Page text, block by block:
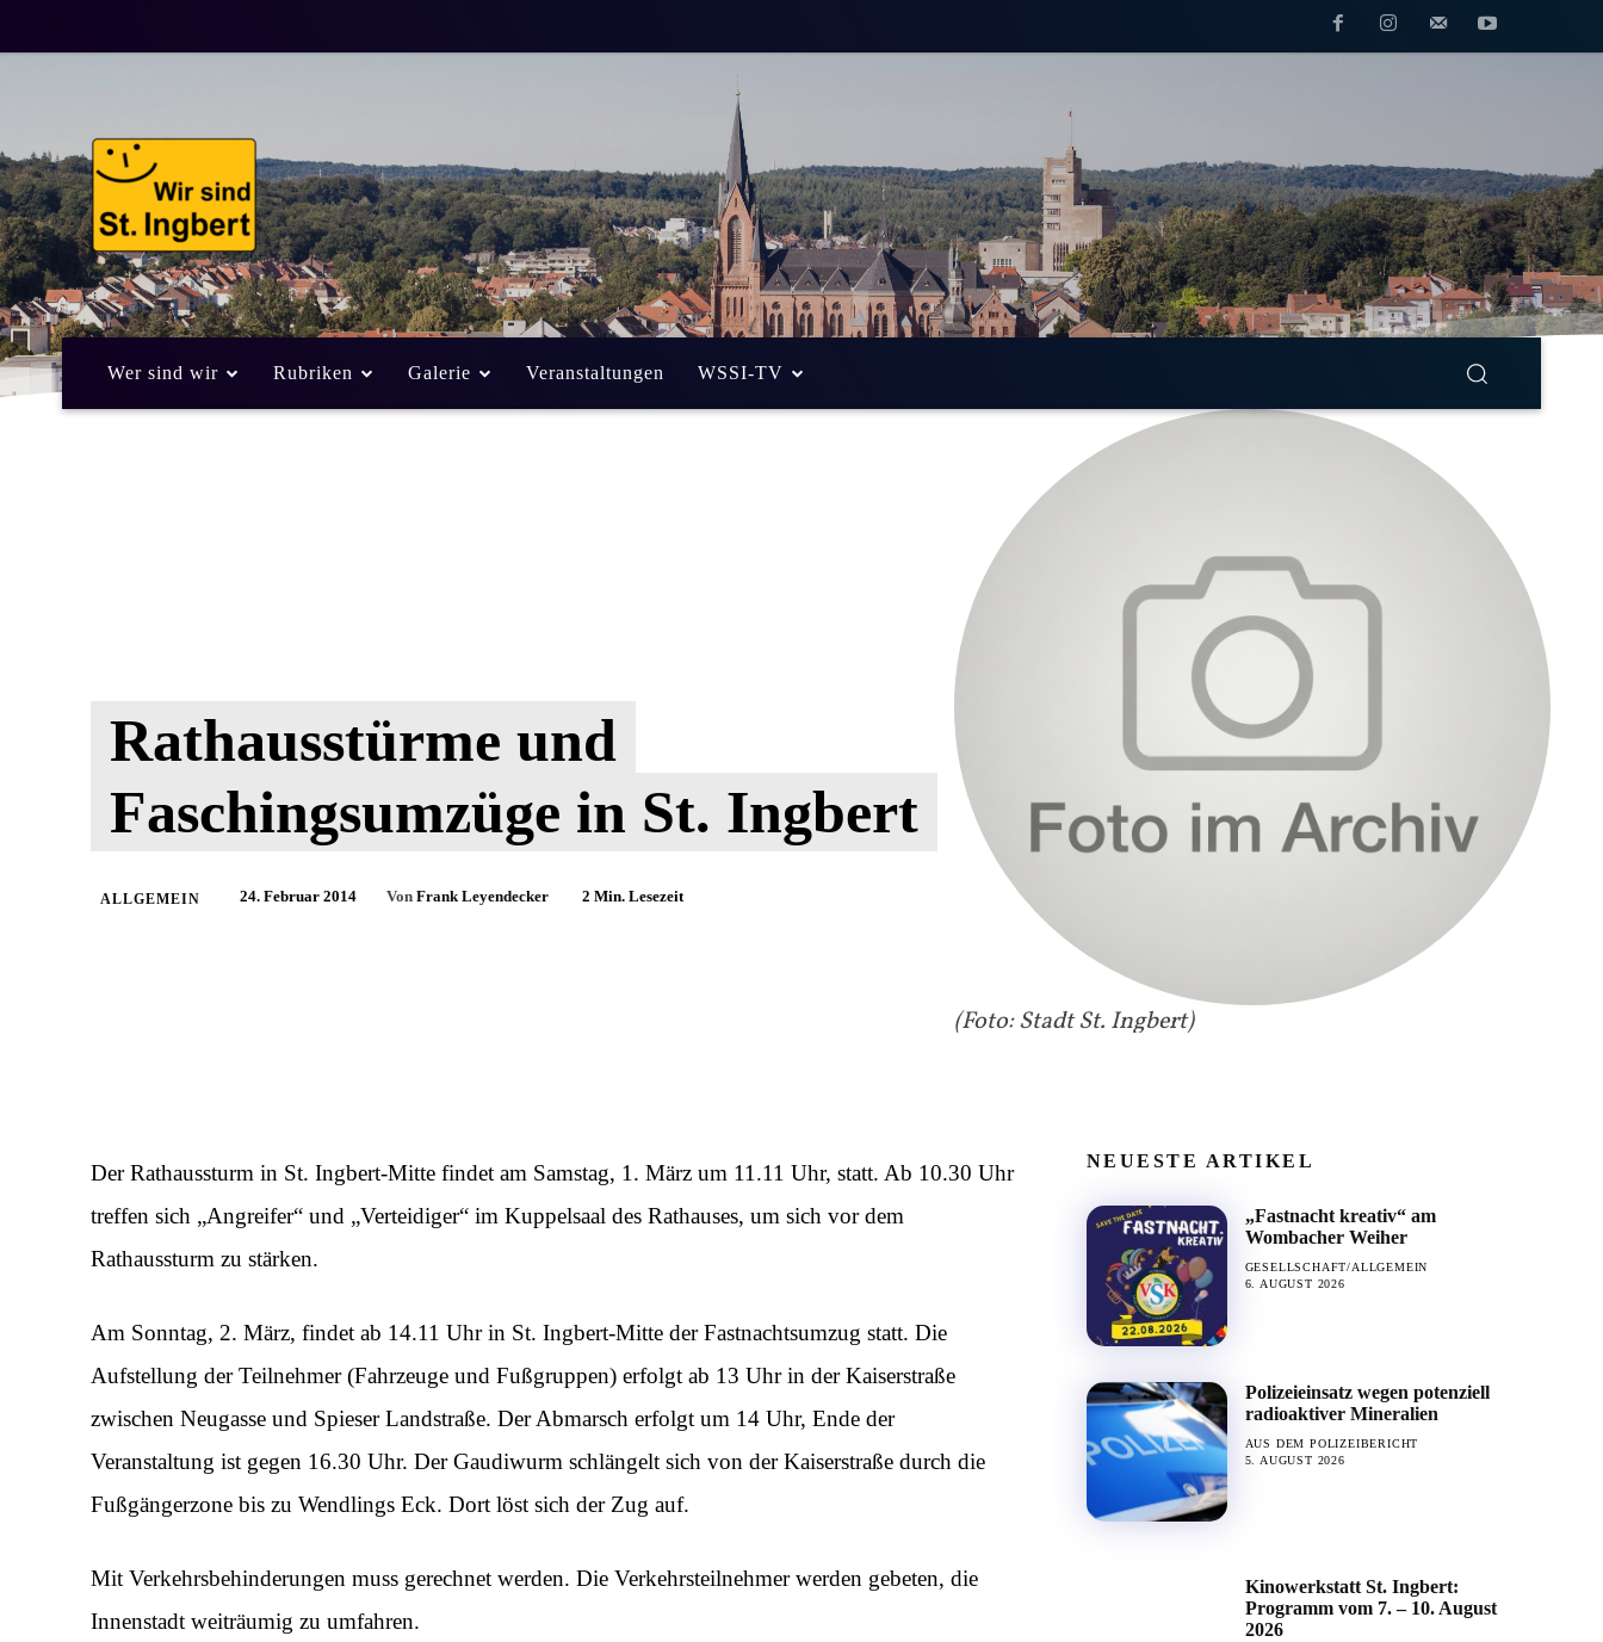
Wer sind wir Rubriken Galerie Veranstaltungen WSSI-TV
(Foto: Stadt St. Ingbert)
Rathausstürme und
Faschingsumzüge in St. Ingbert
ALLGEMEIN 24. Februar 2014 Von Frank Leyendecker 2 Min. Lesezeit
Der Rathaussturm in St. Ingbert-Mitte findet am Samstag, 1. März um 11.11 Uhr, statt. Ab 10.30 Uhr
treffen sich „Angreifer“ und „Verteidiger“ im Kuppelsaal des Rathauses, um sich vor dem
Rathaussturm zu stärken.
Am Sonntag, 2. März, findet ab 14.11 Uhr in St. Ingbert-Mitte der Fastnachtsumzug statt. Die
Aufstellung der Teilnehmer (Fahrzeuge und Fußgruppen) erfolgt ab 13 Uhr in der Kaiserstraße
zwischen Neugasse und Spieser Landstraße. Der Abmarsch erfolgt um 14 Uhr, Ende der
Veranstaltung ist gegen 16.30 Uhr. Der Gaudiwurm schlängelt sich von der Kaiserstraße durch die
Fußgängerzone bis zu Wendlings Eck. Dort löst sich der Zug auf.
Mit Verkehrsbehinderungen muss gerechnet werden. Die Verkehrsteilnehmer werden gebeten, die
Innenstadt weiträumig zu umfahren.
NEUESTE ARTIKEL
„Fastnacht kreativ“ am
Wombacher Weiher
GESELLSCHAFT/ALLGEMEIN
6. AUGUST 2026
Polizeieinsatz wegen potenziell
radioaktiver Mineralien
AUS DEM POLIZEIBERICHT
5. AUGUST 2026
Kinowerkstatt St. Ingbert:
Programm vom 7. – 10. August
2026